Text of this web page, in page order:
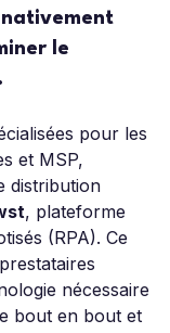
nativement
le
pour les
et MSP,
distribution
, plateforme
(RPA). Ce
nécessaire
bout en bout et